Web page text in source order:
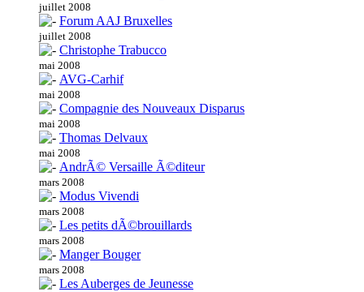
juillet 2008
Forum AAJ Bruxelles
juillet 2008
Christophe Trabucco
mai 2008
AVG-Carhif
mai 2008
Compagnie des Nouveaux Disparus
mai 2008
Thomas Delvaux
mai 2008
AndrÃ© Versaille Ã©diteur
mars 2008
Modus Vivendi
mars 2008
Les petits dÃ©brouillards
mars 2008
Manger Bouger
mars 2008
Les Auberges de Jeunesse